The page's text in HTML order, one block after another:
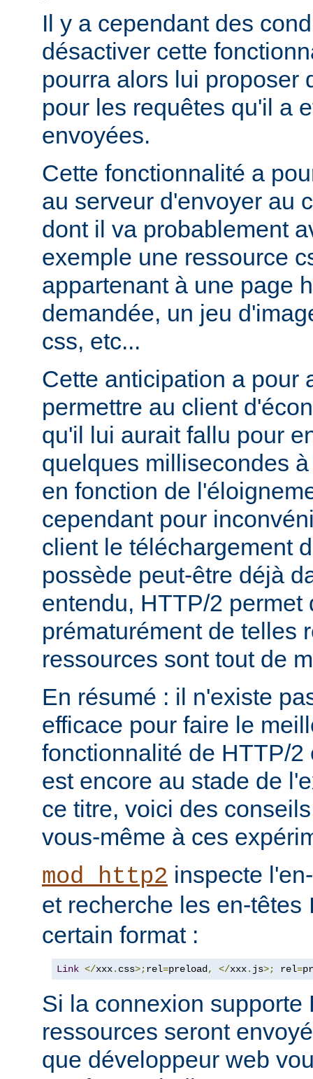
Il y a cependant des
désactiver cette
pourra alors lui proposer
pour les requêtes qu'il a
envoyées.
Cette fonctionnalité a
au serveur d'envoyer au
dont il va probablement
exemple une ressource
appartenant à une page
demandée, un jeu
css, etc...
Cette anticipation a pour
permettre au client
qu'il lui aurait fallu pour
quelques millisecondes
en fonction de
cependant pour
client le téléchargement
possède peut-être déjà
entendu, HTTP/2 permet
prématurément de telles
ressources sont tout de
En résumé : il n'existe
efficace pour faire le
fonctionnalité de HTTP/2
est encore au stade de
ce titre, voici des
vous-même à ces
mod_http2 inspecte
et recherche les en-têtes
certain format :
Link </xxx. css>;rel=preload, </xxx. js>; rel=
Si la connexion supporte
ressources seront
que développeur web